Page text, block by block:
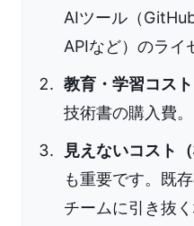
AIツール（
APIなど）のライ
教育・学習コスト
技術書の購入費。
見えないコスト（
も重要です。既
チームに引き抜